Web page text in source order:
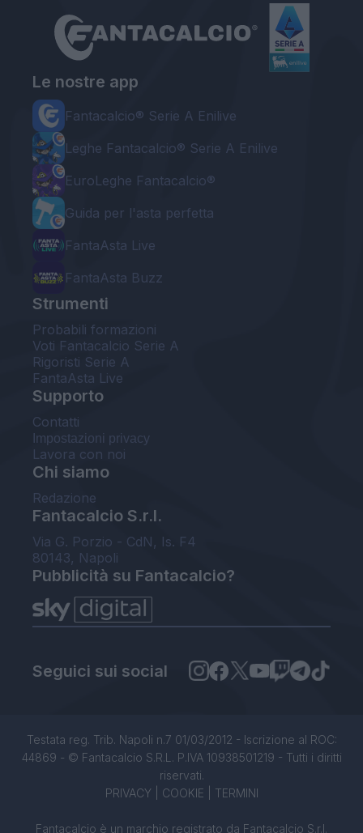
Le nostre app
Fantacalcio® Serie A Enilive
Leghe Fantacalcio® Serie A Enilive
EuroLeghe Fantacalcio®
Guida per l'asta perfetta
FantaAsta Live
FantaAsta Buzz
Strumenti
Probabili formazioni
Voti Fantacalcio Serie A
Rigoristi Serie A
FantaAsta Live
Supporto
Contatti
Impostazioni privacy
Lavora con noi
Chi siamo
Redazione
Fantacalcio S.r.l.
Via G. Porzio - CdN, Is. F4
80143, Napoli
Pubblicità su Fantacalcio?
Seguici sui social
Testata reg. Trib. Napoli n.7 01/03/2012 - Iscrizione al ROC:
44869 - © Fantacalcio S.R.L. P.IVA 10938501219 - Tutti i diritti
riservati.
PRIVACY| COOKIE TERMINI
Fantacalcio è un marchio registrato da Fantacalcio S.r.l.